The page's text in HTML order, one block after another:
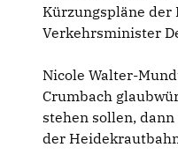
Kürzungspläne der
Verkehrsminister
Nicole Walter-
Crumbach
stehen sollen,
der